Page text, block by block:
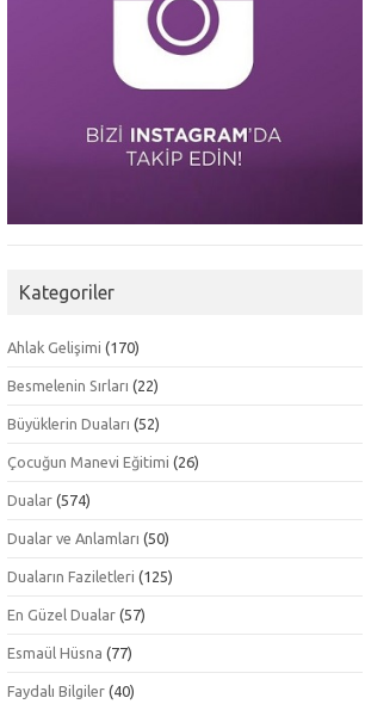
Kategoriler
Ahlak Gelişimi (170)
Besmelenin Sırları (22)
Büyüklerin Duaları (52)
Çocuğun Manevi Eğitimi (26)
Dualar (574)
Dualar ve Anlamları (50)
Duaların Faziletleri (125)
En Güzel Dualar (57)
Esmaül Hüsna (77)
Faydalı Bilgiler (40)